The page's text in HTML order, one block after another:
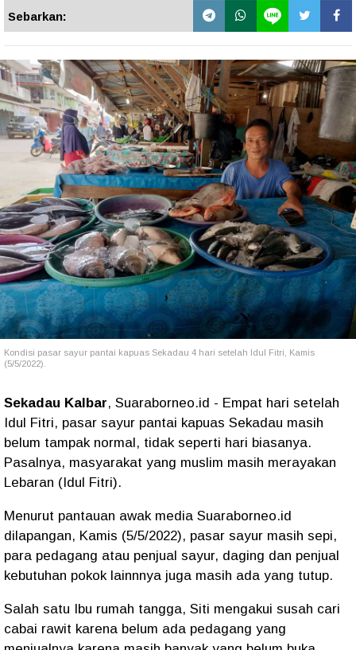
Sebarkan:
Kondisi pasar sayur pantai kapuas Sekadau 4 hari setelah Idul Fitri, Kamis
(5/5/2022).
Sekadau Kalbar, Suaraborneo.id - Empat hari setelah
Idul Fitri, pasar sayur pantai kapuas Sekadau masih
belum tampak normal, tidak seperti hari biasanya.
Pasalnya, masyarakat yang muslim masih merayakan
Lebaran (Idul Fitri).
Menurut pantauan awak media Suaraborneo.id
dilapangan, Kamis (5/5/2022), pasar sayur masih sepi,
para pedagang atau penjual sayur, daging dan penjual
kebutuhan pokok lainnnya juga masih ada yang tutup.
Salah satu Ibu rumah tangga, Siti mengakui susah cari
cabai rawit karena belum ada pedagang yang